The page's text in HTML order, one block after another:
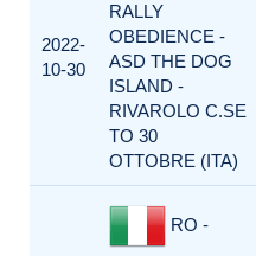
2022-
10-30
RALLY
OBEDIENCE -
ASD THE DOG
ISLAND -
RIVAROLO C.SE
TO 30
OTTOBRE (ITA)
RO -